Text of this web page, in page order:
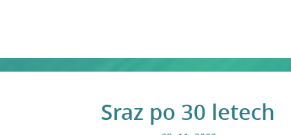
Sraz po 30 letech